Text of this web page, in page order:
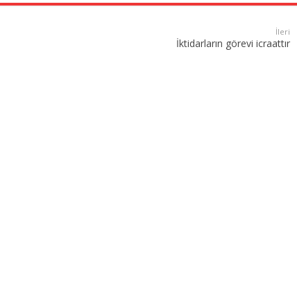
İleri
İktidarların görevi icraattır